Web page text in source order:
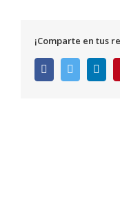
¡Comparte en tus
FacebookTwitter